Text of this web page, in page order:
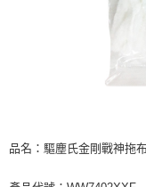
品名：驅塵氏金剛戰神拖